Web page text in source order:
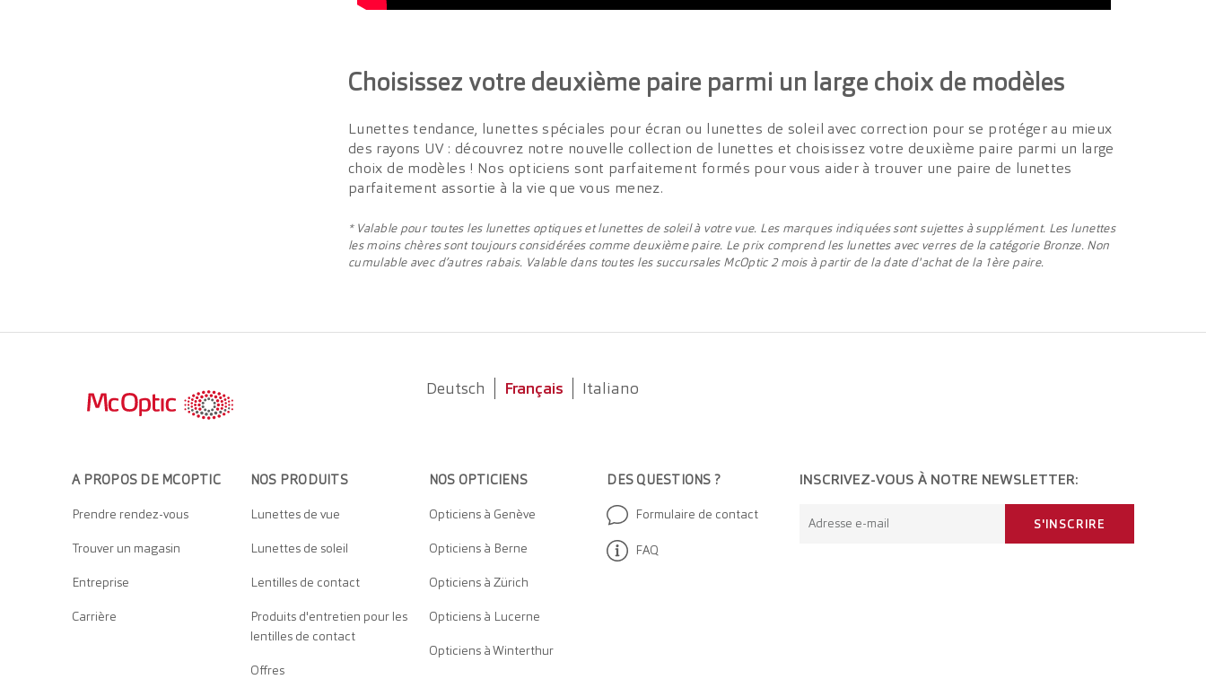
Choisissez votre deuxième paire parmi un large choix de modèles
Lunettes tendance, lunettes spéciales pour écran ou lunettes de soleil avec correction pour se protéger au mieux
des rayons UV : découvrez notre nouvelle collection de lunettes et choisissez votre deuxième paire parmi un large
choix de modèles ! Nos opticiens sont parfaitement formés pour vous aider à trouver une paire de lunettes
parfaitement assortie à la vie que vous menez.
* Valable pour toutes les lunettes optiques et lunettes de soleil à votre vue. Les marques indiquées sont sujettes à supplément. Les lunettes
les moins chères sont toujours considérées comme deuxième paire. Le prix comprend les lunettes avec verres de la catégorie Bronze. Non
cumulable avec d’autres rabais. Valable dans toutes les succursales McOptic 2 mois à partir de la date d'achat de la 1ère paire.
Deutsch Français Italiano
A PROPOS DE MCOPTIC
Prendre rendez-vous
Trouver un magasin
Entreprise
Carrière
NOS PRODUITS
Lunettes de vue
Lunettes de soleil
Lentilles de contact
Produits d'entretien pour les
lentilles de contact
Offres
NOS OPTICIENS
Opticiens à Genève
Opticiens à Berne
Opticiens à Zürich
Opticiens à Lucerne
Opticiens à Winterthur
DES QUESTIONS ?
Formulaire de contact
FAQ
INSCRIVEZ-VOUS À NOTRE NEWSLETTER:
Adresse e-mail S'INSCRIRE